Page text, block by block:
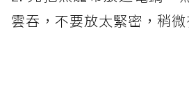
雲吞，不要放太緊密，稍微